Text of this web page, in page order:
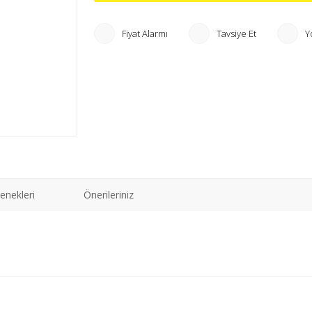
Fiyat Alarmı Tavsiye Et
Önerileriniz